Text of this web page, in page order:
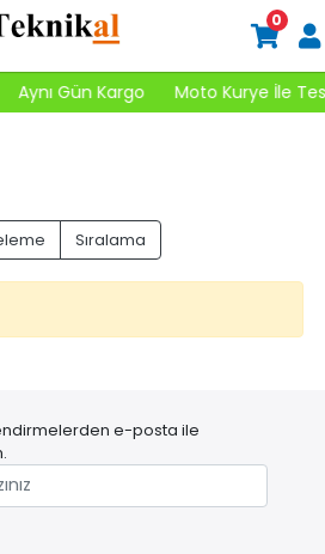
Aynı Gün Kargo Moto Kurye İle
0
Sıralama
e-posta ile